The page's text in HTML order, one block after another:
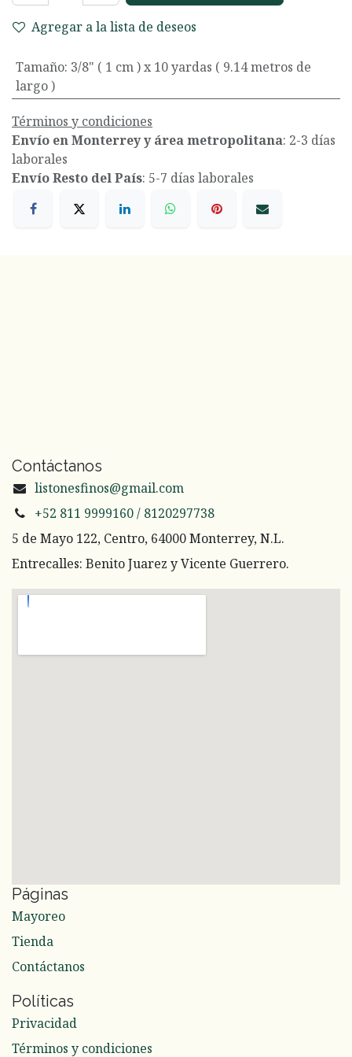
Agregar a la lista de deseos
Tamaño: 3/8" ( 1 cm ) x 10 yardas ( 9.14 metros de
largo )
Términos y condiciones
Envío en Monterrey y área metropolitana: 2-3 días
laborales
Envío Resto del País: 5-7 días laborales
Contáctanos
listonesfinos@gmail.com
+52 811 9999160 / 8120297738
5 de Mayo 122, Centro, 64000 Monterrey, N.L.
Entrecalles: Benito Juarez y Vicente Guerrero.
Páginas
Mayoreo
Tienda
Contáctanos
Políticas
Privacidad
Términos y condiciones